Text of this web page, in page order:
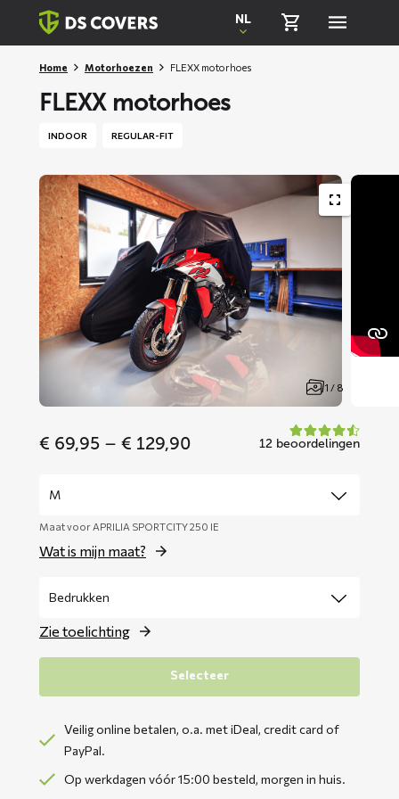
Skiplinks
NL
Home Motorhoezen FLEXX motorhoes
FLEXX motorhoes
INDOOR REGULAR-FIT
1 / 8
€ 69,95 – € 129,90 12 beoordelingen
Maat voor APRILIA SPORTCITY 250 IE
Wat is mijn maat?
Zie toelichting
Selecteer
Veilig online betalen, o.a. met iDeal, credit card of
PayPal.
Op werkdagen vóór 15:00 besteld, morgen in huis.